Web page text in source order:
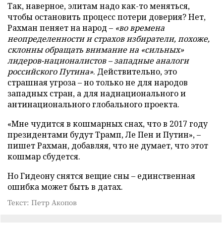
Так, наверное, элитам надо как-то меняться,
чтобы остановить процесс потери доверия? Нет,
Рахман пеняет на народ – «во времена
неопределенности и страхов избиратели, похоже,
склонны обращать внимание на «сильных»
лидеров-националистов – западные аналоги
российского Путина». Действительно, это
страшная угроза – но только не для народов
западных стран, а для наднационального и
антинационального глобального проекта.
«Мне чудится в кошмарных снах, что в 2017 году
президентами будут Трамп, Ле Пен и Путин», –
пишет Рахман, добавляя, что не думает, что этот
кошмар сбудется.
Но Гидеону снятся вещие сны – единственная
ошибка может быть в датах.
Текст: Петр Акопов